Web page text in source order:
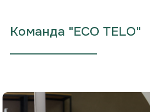
Команда "ECO TELO"
___________________